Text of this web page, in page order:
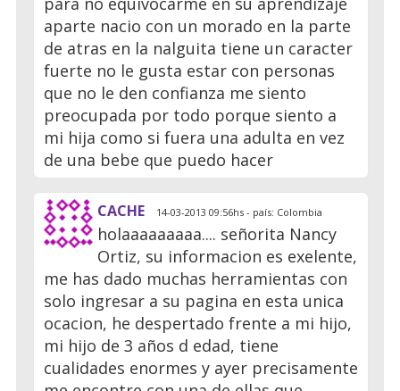
aparte nacio con un morado en la parte
de atras en la nalguita tiene un caracter
fuerte no le gusta estar con personas
que no le den confianza me siento
preocupada por todo porque siento a
mi hija como si fuera una adulta en vez
de una bebe que puedo hacer
CACHE 14-03-2013 09:56hs - país: Colombia
holaaaaaaaaa.... señorita Nancy
Ortiz, su informacion es exelente,
me has dado muchas herramientas con
solo ingresar a su pagina en esta unica
ocacion, he despertado frente a mi hijo,
mi hijo de 3 años d edad, tiene
cualidades enormes y ayer precisamente